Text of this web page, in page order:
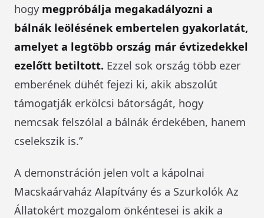
hogy megpróbálja megakadályozni a
bálnák leölésének embertelen gyakorlatát,
amelyet a legtöbb ország már évtizedekkel
ezelőtt betiltott. Ezzel sok ország több ezer
emberének dühét fejezi ki, akik abszolút
támogatják erkölcsi bátorságát, hogy
nemcsak felszólal a bálnák érdekében, hanem
cselekszik is.”
A demonstráción jelen volt a kápolnai
Macskaárvaház Alapítvány és a Szurkolók Az
Állatokért mozgalom önkéntesei is akik a